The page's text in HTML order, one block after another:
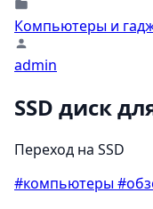
Компьютеры и
admin
SSD диск
Переход на SSD
#компьютеры